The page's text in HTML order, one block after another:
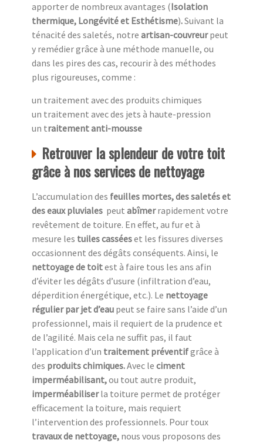
apporter de nombreux avantages (Isolation
thermique, Longévité et Esthétisme).Suivant la
ténacité des saletés, notre artisan-couvreurpeut
y remédier grâce à une méthode manuelle, ou
dans les pires des cas, recourir à des méthodes
plus rigoureuses, comme :
un traitement avec des produits chimiques
un traitement avec des jets à haute-pression
un traitement anti-mousse
Retrouver la splendeur de votre toit
grâce à nos services de nettoyage
L’accumulation des feuilles mortes, des saletés et
des eaux pluviales peut abîmerrapidement votre
revêtement de toiture. En effet, au fur et à
mesure les tuiles casséeset les fissures diverses
occasionnent des dégâts conséquents. Ainsi, le
nettoyage de toitest à faire tous les ans afin
d’éviter les dégâts d’usure (infiltration d’eau,
déperdition énergétique, etc.). Le nettoyage
régulier par jet d’eau peut se faire sans l’aide d’un
professionnel, mais il requiert de la prudence et
de l’agilité. Mais cela ne suffit pas, il faut
l’application d’un traitement préventifgrâce à
des produits chimiques.Avec le ciment
imperméabilisant,ou tout autre produit,
imperméabiliserla toiture permet de protéger
efficacement la toiture, mais requiert
l’intervention des professionnels. Pour toux
travaux de nettoyage, nous vous proposons des